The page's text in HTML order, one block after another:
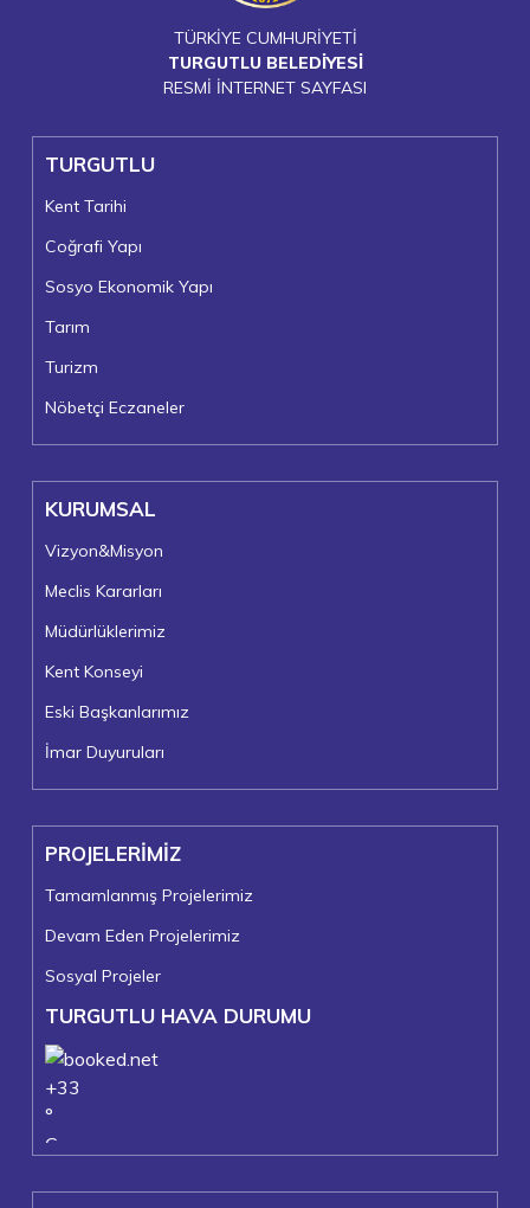
TÜRKİYE CUMHURİYETİ
TURGUTLU BELEDİYESİ
RESMİ İNTERNET SAYFASI
TURGUTLU
Kent Tarihi
Coğrafi Yapı
Sosyo Ekonomik Yapı
Tarım
Turizm
Nöbetçi Eczaneler
KURUMSAL
Vizyon&Misyon
Meclis Kararları
Müdürlüklerimiz
Kent Konseyi
Eski Başkanlarımız
İmar Duyuruları
PROJELERİMİZ
Tamamlanmış Projelerimiz
Devam Eden Projelerimiz
Sosyal Projeler
TURGUTLU HAVA DURUMU
+33
°
C